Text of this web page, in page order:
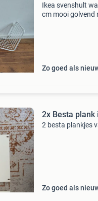
Ikea svenshult
cm mooi golvend
Zo goed als
2x Besta plank
2 besta plankjes
Zo goed als